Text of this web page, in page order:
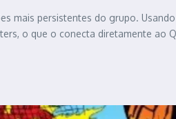
mais persistentes do grupo.
o que o conecta diretamente ao